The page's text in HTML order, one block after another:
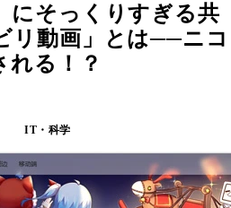
にそっくりすぎる共
リ動画」とは──ニコ
れる！？
IT・科学